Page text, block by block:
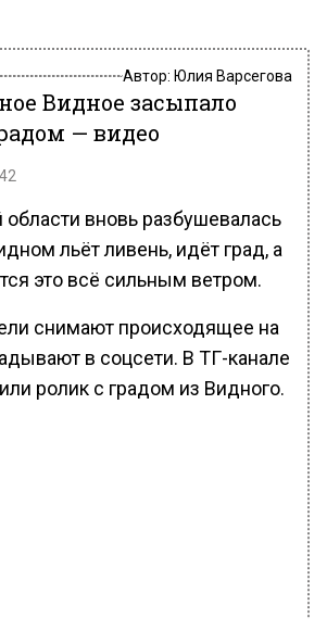
Автор: Юлия Варсегова
Видное засыпало
— видео
вновь разбушевалась
льёт ливень, идёт град, а
это всё сильным ветром.
снимают происходящее на
в соцсети. В ТГ-канале
ролик с градом из Видного.